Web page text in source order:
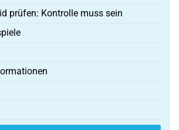
prüfen: Kontrolle muss sein